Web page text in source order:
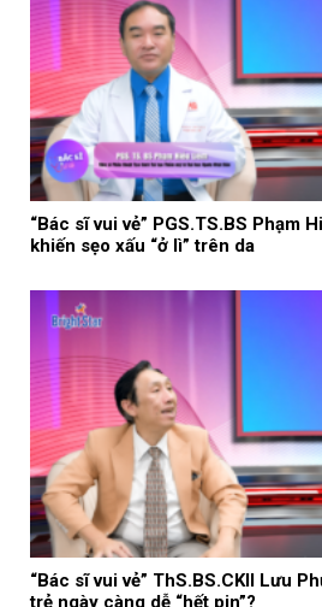
“Bác sĩ vui vẻ” PGS.TS.BS Phạm
khiến sẹo xấu “ở lì” trên da
“Bác sĩ vui vẻ” ThS.BS.CKII Lưu
trẻ ngày càng dễ “hết pin”?